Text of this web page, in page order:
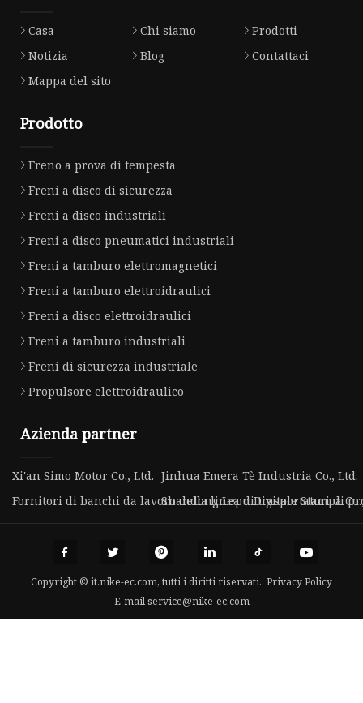
Casa Chi siamo
Prodotti
Notizia
Blog
Contattaci
Mappa del sito
Prodotto
Freno a prova di tempesta
Freni a disco di sicurezza
Freni a disco industriali
Freni a disco pneumatici industriali
Freni a tamburo elettromagnetici
Freni a tamburo elettroidraulici
Freni a disco elettroidraulici
Freni a tamburo industriali
Freni di sicurezza industriale
Propulsore elettroidraulico
Azienda partner
Xi'an Simo Motor Co., Ltd. Jinhua Emera Tè Industria Co., Ltd.
Fornitori di banchi da lavoro della linea di trasportatori di
Shandong Lepu Digitale Stampa
Copyright © it.nike-ec.com, tutti i diritti riservati. Privacy Policy
E-mail service@nike-ec.com